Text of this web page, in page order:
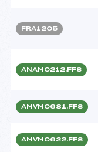
FRA1205
ANAM0212.FFS
AMVM0681.FFS
AMVM0622.FFS